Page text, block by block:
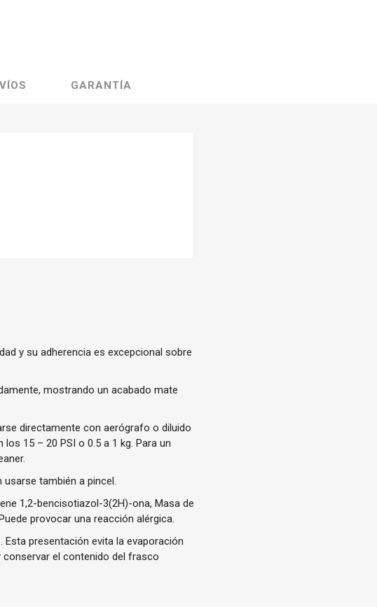
GARANTÍA
y su adherencia es excepcional sobre
mostrando un acabado mate
directamente con aerógrafo o diluido
15 – 20 PSI o 0.5 a 1 kg. Para un
también a pincel.
1,2-bencisotiazol-3(2H)-ona, Masa de
provocar una reacción alérgica.
presentación evita la evaporación
conservar el contenido del frasco